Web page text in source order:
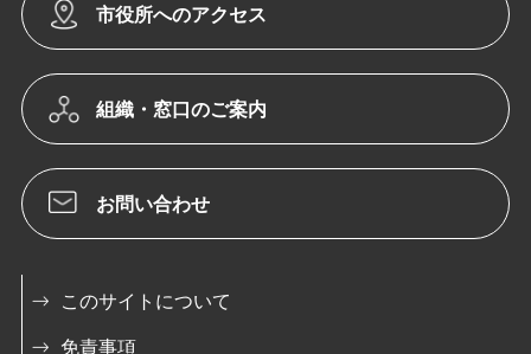
市役所へのアクセス
組織・窓口のご案内
お問い合わせ
このサイトについて
免責事項